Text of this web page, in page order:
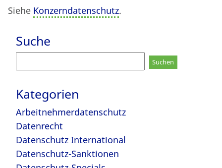
Siehe Konzerndatenschutz.
Suche
nach:
Kategorien
Arbeitnehmerdatenschutz
Datenrecht
Datenschutz International
Datenschutz-Sanktionen